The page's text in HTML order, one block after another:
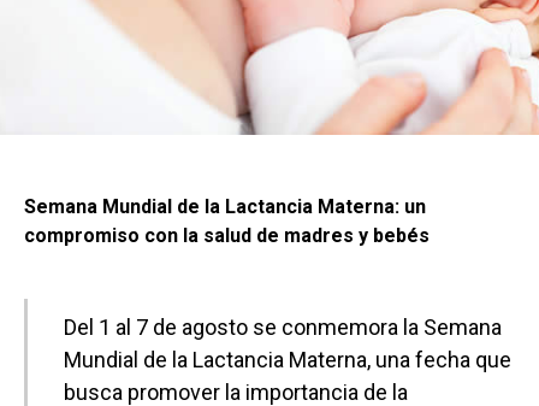
Semana Mundial de la Lactancia Materna: un
compromiso con la salud de madres y bebés
Del 1 al 7 de agosto se conmemora la Semana
Mundial de la Lactancia Materna, una fecha que
busca promover la importancia de la